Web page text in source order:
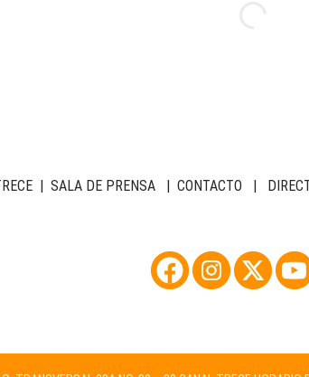
| SALA DE PRENSA | CONTACTO |